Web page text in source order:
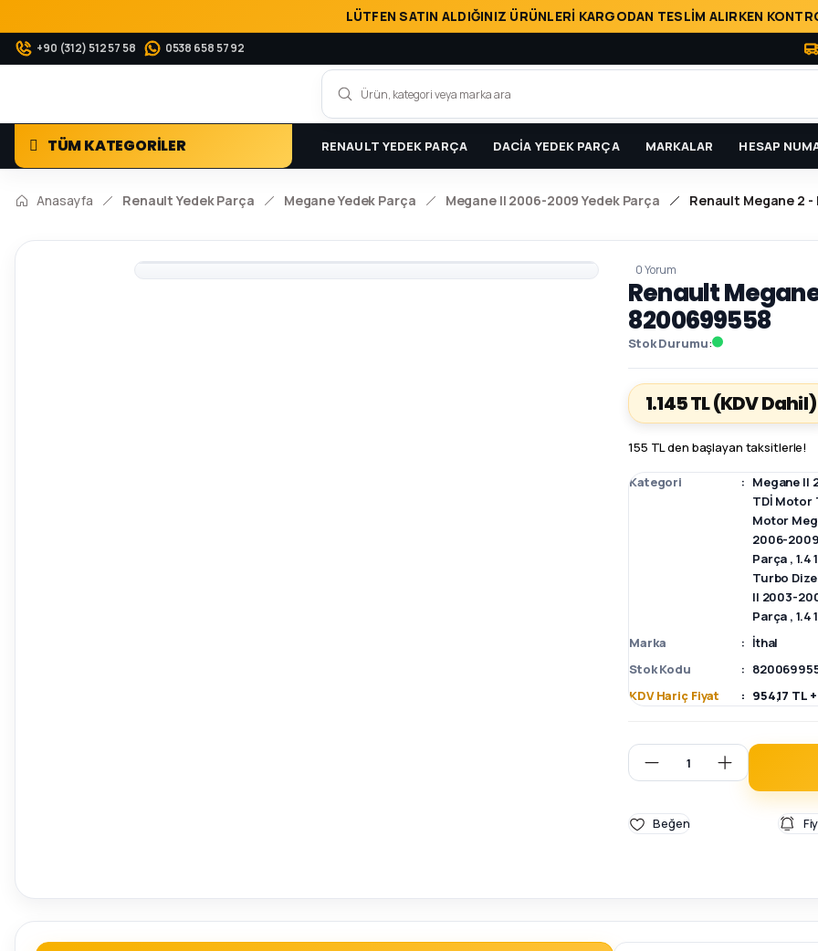
LÜTFEN SATIN ALDIĞINIZ ÜRÜNLERİ KARGODAN TESLİM ALIRKEN
+90 (312) 512 57 58 0538 658 57 92
TÜM KATEGORİLER RENAULT YEDEK PARÇA DACİA YEDEK PARÇA MARKALAR HESAP
Anasayfa Renault Yedek Parça Megane Yedek Parça Megane II 2006-2009 Yedek Parça Renault Megane 2 -
0 Yorum
Renault
8200699558
Stok Durumu
1.145 TL(KDV Dahil)
155 TL den başlayan taksitlerle!
Kategori Megane II
TDİ Motor
Motor
2006-
Parça , 1.4
Turbo
II 2003-
Parça , 1.4
Marka
İthal
Stok Kodu
KDV Hariç Fiyat
954,17 TL